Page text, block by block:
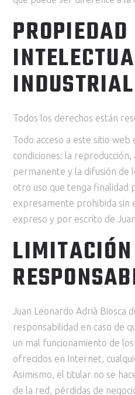
PROPIEDAD
INDUSTRIAL
Todos los derechos están
Todo acceso a este sitio web
condiciones: la
permanente y la difusión de
otro uso que tenga finalidad
expresamente prohibida sin
expreso y por escrito de
Juan Leonardo Adrià Biosca
responsabilidad en caso de
un mal funcionamiento de
ofrecidos en Internet,
Asimismo, el titular no se
de la red, pérdidas de